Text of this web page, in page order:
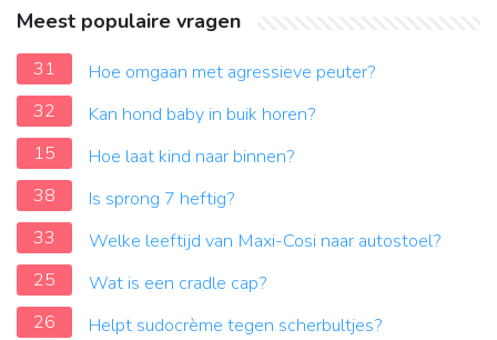
Meest populaire vragen
31
Hoe omgaan met agressieve peuter?
32
Kan hond baby in buik horen?
15
Hoe laat kind naar binnen?
38
Is sprong 7 heftig?
33
Welke leeftijd van Maxi-Cosi naar autostoel?
25
Wat is een cradle cap?
26
Helpt sudocrème tegen scherbultjes?